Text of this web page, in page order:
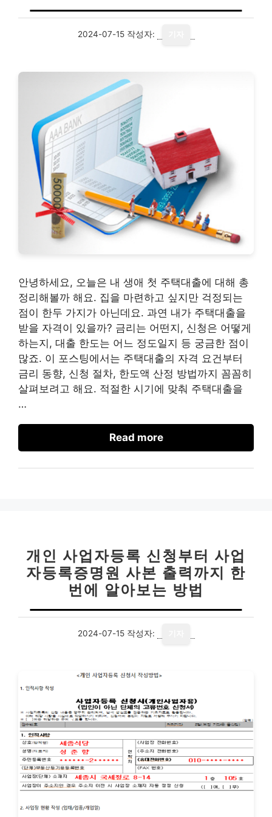
2024-07-15 작성자:
안녕하세요, 오늘은 내 생애 첫 주택대출에 대해 총
정리해볼까 해요. 집을 마련하고 싶지만 걱정되는
점이 한두 가지가 아닌데요. 과연 내가 주택대출을
받을 자격이 있을까? 금리는 어떤지, 신청은 어떻게
하는지, 대출 한도는 어느 정도일지 등 궁금한 점이
많죠. 이 포스팅에서는 주택대출의 자격 요건부터
금리 동향, 신청 절차, 한도액 산정 방법까지 꼼꼼히
살펴보려고 해요. 적절한 시기에 맞춰 주택대출을
…
Read more
개인 사업자등록 신청부터 사업
자등록증명원 사본 출력까지 한
번에 알아보는 방법
2024-07-15 작성자: